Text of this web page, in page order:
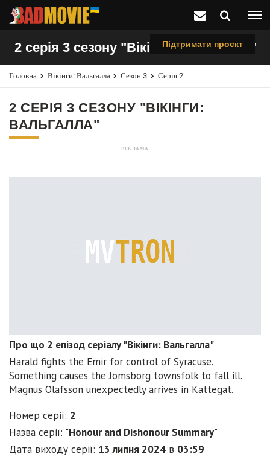
Підтримати проєкт
2 серія 3 сезону "Вікінги: Вальгалла"
Головна Вікінги: Вальгалла Сезон 3 Серія 2
2 СЕРІЯ 3 СЕЗОНУ "ВІКІНГИ:
ВАЛЬГАЛЛА"
РЕКЛАМА
Про що 2 епізод серіалу "Вікінги: Вальгалла"
Harald fights the Emir for control of Syracuse.
Something causes the Jomsborg townsfolk to fall ill.
Magnus Olafsson unexpectedly arrives in Kattegat.
Номер серії: 2
Назва серії: "Honour and Dishonour Summary"
Дата виходу серії: 13 липня 2024 в 03:59